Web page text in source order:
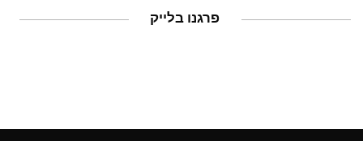
פרגנו בלייק